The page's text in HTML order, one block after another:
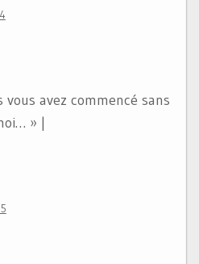
avez commencé sans
» |